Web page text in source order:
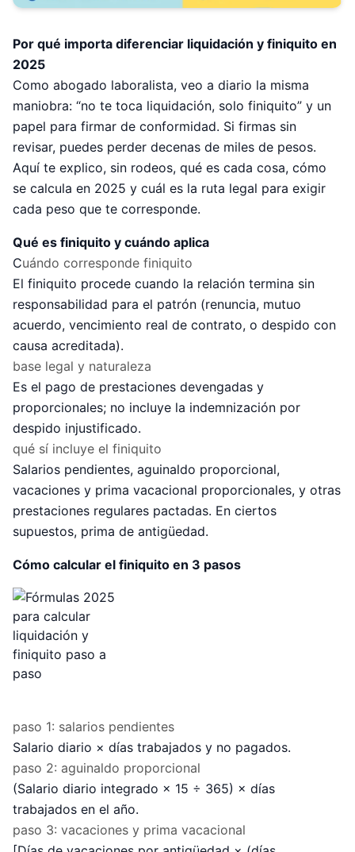
Por qué importa diferenciar liquidación y finiquito en
2025
Como abogado laboralista, veo a diario la misma
maniobra: “no te toca liquidación, solo finiquito” y un
papel para firmar de conformidad. Si firmas sin
revisar, puedes perder decenas de miles de pesos.
Aquí te explico, sin rodeos, qué es cada cosa, cómo
se calcula en 2025 y cuál es la ruta legal para exigir
cada peso que te corresponde.
Qué es finiquito y cuándo aplica
Cuándo corresponde finiquito
El finiquito procede cuando la relación termina sin
responsabilidad para el patrón (renuncia, mutuo
acuerdo, vencimiento real de contrato, o despido con
causa acreditada).
base legal y naturaleza
Es el pago de prestaciones devengadas y
proporcionales; no incluye la indemnización por
despido injustificado.
qué sí incluye el finiquito
Salarios pendientes, aguinaldo proporcional,
vacaciones y prima vacacional proporcionales, y otras
prestaciones regulares pactadas. En ciertos
supuestos, prima de antigüedad.
Cómo calcular el finiquito en 3 pasos
paso 1: salarios pendientes
Salario diario × días trabajados y no pagados.
paso 2: aguinaldo proporcional
(Salario diario integrado × 15 ÷ 365) × días
trabajados en el año.
paso 3: vacaciones y prima vacacional